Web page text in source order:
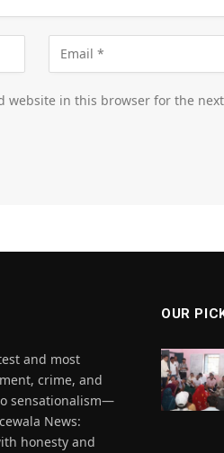
website in this browser for the
and most
crime, and
sensationalism—
News:
honesty and
OUR